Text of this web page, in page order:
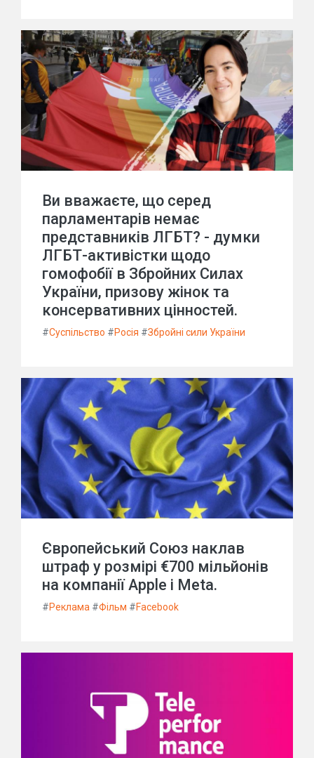
Ви вважаєте, що серед
парламентарів немає
представників ЛГБТ? - думки
ЛГБТ-активістки щодо
гомофобії в Збройних Силах
України, призову жінок та
консервативних цінностей.
#Суспільство #Росія #Збройні сили України
Європейський Союз наклав
штраф у розмірі €700 мільйонів
на компанії Apple і Meta.
#Реклама #Фільм #Facebook